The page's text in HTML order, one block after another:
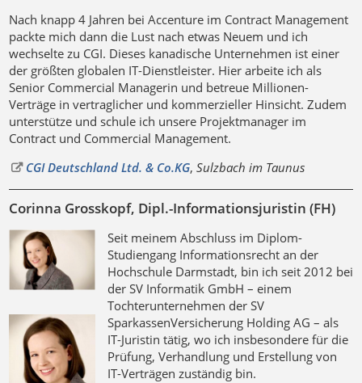
Nach knapp 4 Jahren bei Accenture im Contract Management
packte mich dann die Lust nach etwas Neuem und ich
wechselte zu CGI. Dieses kanadische Unternehmen ist einer
der größten globalen IT-Dienstleister. Hier arbeite ich als
Senior Commercial Managerin und betreue Millionen-
Verträge in vertraglicher und kommerzieller Hinsicht. Zudem
unterstütze und schule ich unsere Projektmanager im
Contract und Commercial Management.
CGI Deutschland Ltd. & Co.KG, Sulzbach im Taunus
Corinna Grosskopf, Dipl.-Informationsjuristin (FH)
Seit meinem Abschluss im Diplom-
Studiengang Informationsrecht an der
Hochschule Darmstadt, bin ich seit 2012 bei
der SV Informatik GmbH – einem
Tochterunternehmen der SV
SparkassenVersicherung Holding AG – als
IT-Juristin tätig, wo ich insbesondere für die
Prüfung, Verhandlung und Erstellung von
IT-Verträgen zuständig bin.